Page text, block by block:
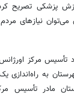
پزشکی تصریح
می‌توان نیازهای
تأسیس مرکز
به راه‌اندازی
مادر تأسیس